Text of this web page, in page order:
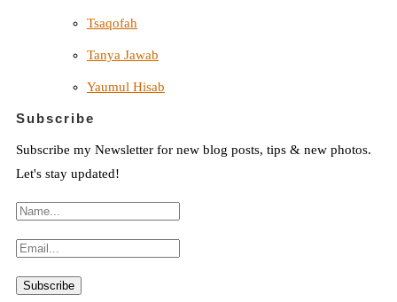
Tsaqofah
Tanya Jawab
Yaumul Hisab
Subscribe
Subscribe my Newsletter for new blog posts, tips & new photos.
Let's stay updated!